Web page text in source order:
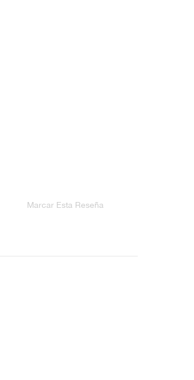
Marcar Esta Reseña